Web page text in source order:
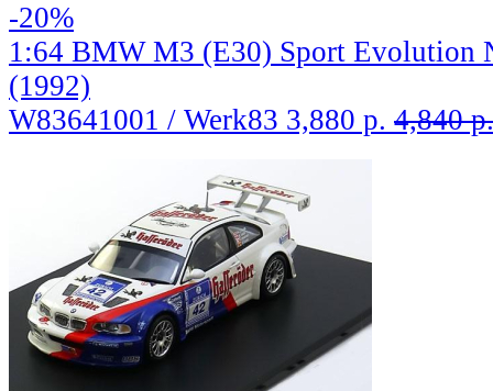
-20%
1:64 BMW M3 (E30) Sport
(1992)
W83641001 / Werk83 3,880 р. 4,840 р.